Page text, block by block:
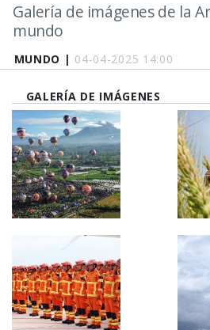
MUNDO | 04-04-2025 14:00
Galería de imágenes de la
mundo
GALERÍA DE IMÁGENES